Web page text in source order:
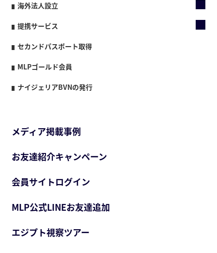
海外法人設立
提携サービス
セカンドパスポート取得
MLPゴールド会員
ナイジェリアBVNの発行
メディア掲載事例
お友達紹介キャンペーン
会員サイトログイン
MLP公式LINEお友達追加
エジプト視察ツアー